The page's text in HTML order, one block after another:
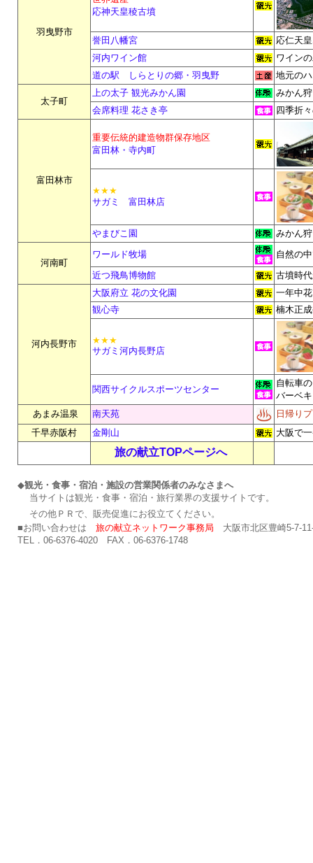
羽曳野市
応神天皇稜古墳
誉田八幡宮
応仁天
河内ワイン館
ワイン
道の駅 しらとりの郷・羽曳野
地元の
太子町
上の太子 観光みかん園
みかん
会席料理 花さき亭
四季折
富田林市
重要伝統的建造物群保存地区
富田林・寺内町
★★★
サガミ 富田林店
やまびこ園 みかん
河南町
ワールド牧場
自然の
近つ飛鳥博物館
古墳時
河内長野市
大阪府立 花の文化園
一年中
観心寺
楠木正
★★★
サガミ河内長野店
関西サイクルスポーツセンター
自転車
バーベ
あまみ温泉
南天苑
日帰り
千早赤阪村
金剛山 大阪で
旅の献立TOPページへ
◆観光・食事・宿泊・施設の営業関係者のみなさまへ
当サイトは観光・食事・宿泊・旅行業界の支援サイトです。
その他ＰＲで、販売促進にお役立てください。
■お問い合わせは 旅の献立ネットワーク事務局
大阪市北区豊崎5-7-
TEL．06-6376-4020 FAX．06-6376-1748